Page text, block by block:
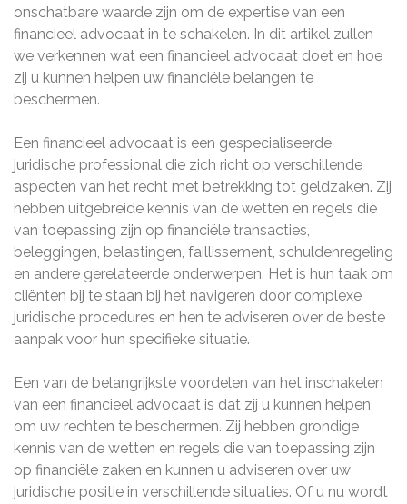
onschatbare waarde zijn om de expertise van een
financieel advocaat in te schakelen. In dit artikel zullen
we verkennen wat een financieel advocaat doet en hoe
zij u kunnen helpen uw financiële belangen te
beschermen.
Een financieel advocaat is een gespecialiseerde
juridische professional die zich richt op verschillende
aspecten van het recht met betrekking tot geldzaken. Zij
hebben uitgebreide kennis van de wetten en regels die
van toepassing zijn op financiële transacties,
beleggingen, belastingen, faillissement, schuldenregeling
en andere gerelateerde onderwerpen. Het is hun taak om
cliënten bij te staan ​​bij het navigeren door complexe
juridische procedures en hen te adviseren over de beste
aanpak voor hun specifieke situatie.
Een van de belangrijkste voordelen van het inschakelen
van een financieel advocaat is dat zij u kunnen helpen
om uw rechten te beschermen. Zij hebben grondige
kennis van de wetten en regels die van toepassing zijn
op financiële zaken en kunnen u adviseren over uw
juridische positie in verschillende situaties. Of u nu wordt